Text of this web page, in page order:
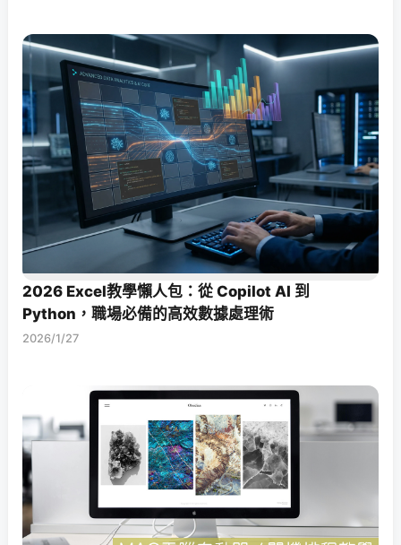
2026 Excel教學懶人包：從 Copilot AI 到
Python，職場必備的高效數據處理術
2026/1/27